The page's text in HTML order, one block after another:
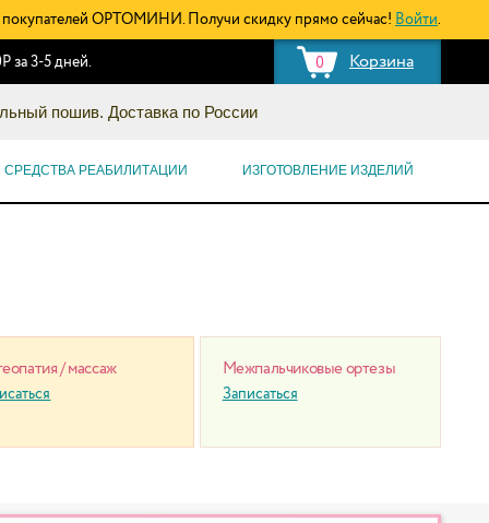
покупателей ОРТОМИНИ. Получи скидку прямо сейчас! Войти.
0 Корзина
за 3-5 дней.
пошив. Доставка по России
СРЕДСТВА РЕАБИЛИТАЦИИ ИЗГОТОВЛЕНИЕ ИЗДЕЛИЙ
/ массаж Межпальчиковые ортезы
Записаться